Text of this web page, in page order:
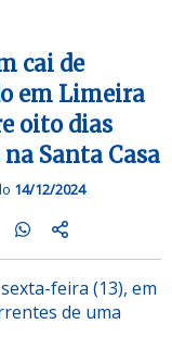
cai de
em Limeira
oito dias
Santa Casa
14/12/2024
feira (13), em
de uma